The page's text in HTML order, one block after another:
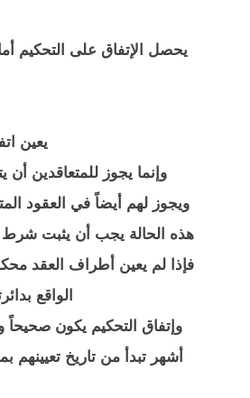
يحصل الإتفاق على التحكيم
يعين
وإنما يجوز للمتعاقدين
ويجوز لهم أيضاً في العقود
هذه الحالة يجب أن يثبت شرط
فإذا لم يعين أطراف العقد
الواقع
وإتفاق التحكيم يكون
أشهر تبدأ من تاريخ تعيينهم